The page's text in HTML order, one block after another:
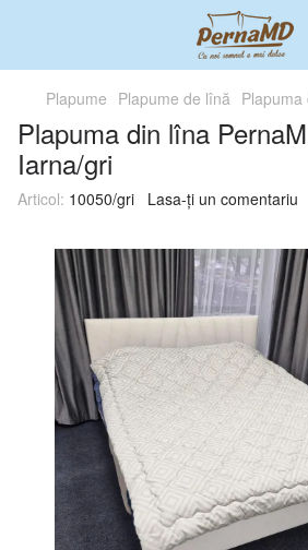
Plapume Plapume de lînă
Plapuma din lîna
Iarna/gri
Articol: 10050/gri Lasa-ți un comentariu